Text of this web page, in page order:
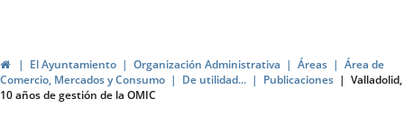
HomeEl Ayuntamiento Organización Administrativa Áreas
Área de
Comercio, Mercados y Consumo
De utilidad... Publicaciones
Valladolid,
10 años de gestión de la OMIC